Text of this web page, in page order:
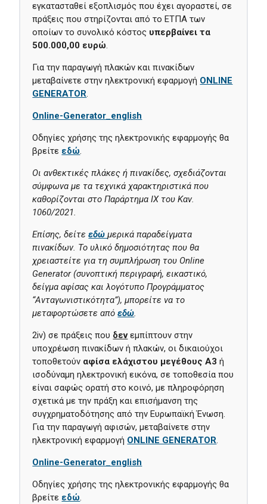
εγκατασταθεί εξοπλισμός που έχει αγοραστεί, σε
πράξεις που στηρίζονται από το ΕΤΠΑ των
οποίων το συνολικό κόστος υπερβαίνει τα
500.000,00 ευρώ.
Για την παραγωγή πλακών και πινακίδων
μεταβαίνετε στην ηλεκτρονική εφαρμογή ONLINE
GENERATOR.
Οnline-Generator_english
Οδηγίες χρήσης της ηλεκτρονικής εφαρμογής θα
βρείτε εδώ.
Οι ανθεκτικές πλάκες ή πινακίδες, σχεδιάζονται
σύμφωνα με τα τεχνικά χαρακτηριστικά που
καθορίζονται στο Παράρτημα ΙΧ του Καν.
1060/2021.
Επίσης, δείτεεδώμερικά παραδείγματα
πινακίδων. Το υλικό δημοσιότητας που θα
χρειαστείτε για τη συμπλήρωση του Online
Generator(συνοπτική περιγραφή, εικαστικό,
δείγμα αφίσας και λογότυπο Προγράμματος
“Ανταγωνιστικότητα”), μπορείτε να το
μεταφορτώσετε απόεδώ.
2iv) σε πράξεις που δεν εμπίπτουν στην
υποχρέωση πινακίδων ή πλακών, οι δικαιούχοι
τοποθετούν αφίσα ελάχιστου μεγέθους Α3 ή
ισοδύναμη ηλεκτρονική εικόνα, σε τοποθεσία που
είναι σαφώς ορατή στο κοινό, με πληροφόρηση
σχετικά με την πράξη και επισήμανση της
συγχρηματοδότησης από την Ευρωπαϊκή Ένωση.
Για την παραγωγή αφισών, μεταβαίνετε στην
ηλεκτρονική εφαρμογή ONLINE GENERATOR.
Οnline-Generator_english
Οδηγίες χρήσης της ηλεκτρονικής εφαρμογής θα
βρείτε εδώ.